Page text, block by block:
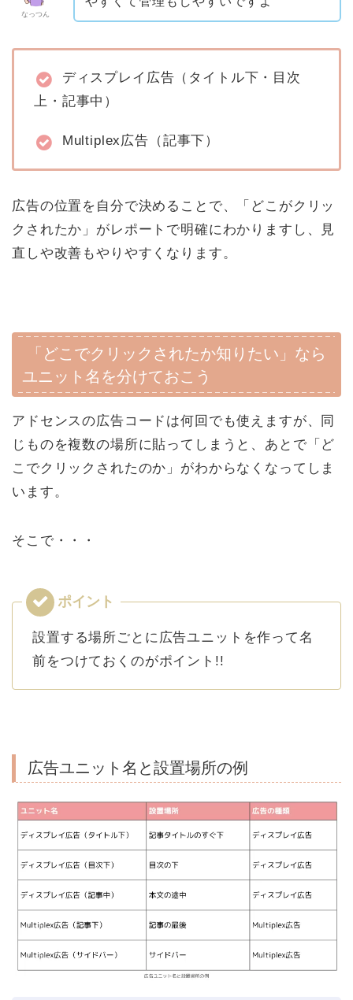
なっつん
ディスプレイ広告（タイトル下・目次
上・記事中）
Multiplex広告（記事下）
広告の位置を自分で決めることで、「どこがクリッ
クされたか」がレポートで明確にわかりますし、見
直しや改善もやりやすくなります。
「どこでクリックされたか知りたい」なら
ユニット名を分けておこう
アドセンスの広告コードは何回でも使えますが、同
じものを複数の場所に貼ってしまうと、あとで「ど
こでクリックされたのか」がわからなくなってしま
います。
そこで・・・
設置する場所ごとに広告ユニットを作って名
前をつけておくのがポイント!!
広告ユニット名と設置場所の例